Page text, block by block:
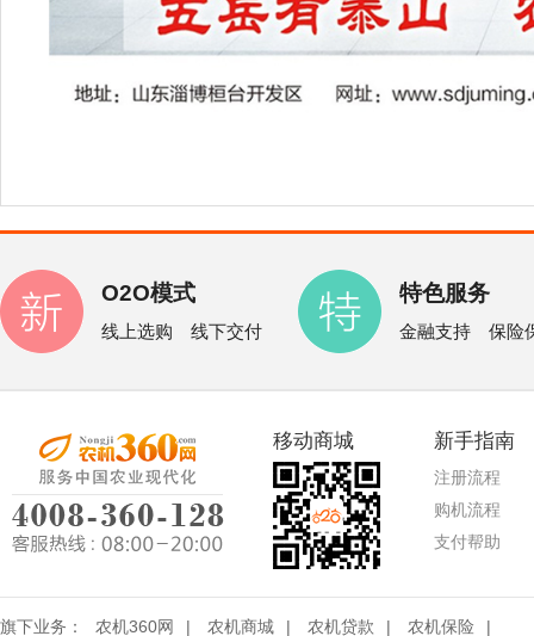
O2O模式
线上选购 线下交付
特色服务
金融支持 保险
移动商城 新手指南
注册流程
购机流程
支付帮助
旗下业务： 农机360网 | 农机商城 | 农机贷款 | 农机保险 |